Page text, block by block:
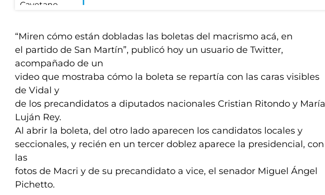
“Miren cómo están dobladas las boletas del macrismo acá, en
el partido de San Martín”, publicó hoy un usuario de Twitter,
acompañado de un
video que mostraba cómo la boleta se repartía con las caras visibles
de Vidal y
de los precandidatos a diputados nacionales Cristian Ritondo y María
Luján Rey.
Al abrir la boleta, del otro lado aparecen los candidatos locales y
seccionales, y recién en un tercer doblez aparece la presidencial, con
las
fotos de Macri y de su precandidato a vice, el senador Miguel Ángel
Pichetto.